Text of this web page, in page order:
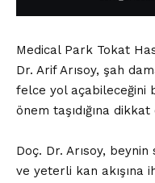
Medical Park Tokat
Dr. Arif Arısoy, şah
felce yol açabileceğini
önem taşıdığına
Doç. Dr. Arısoy,
ve yeterli kan akışına